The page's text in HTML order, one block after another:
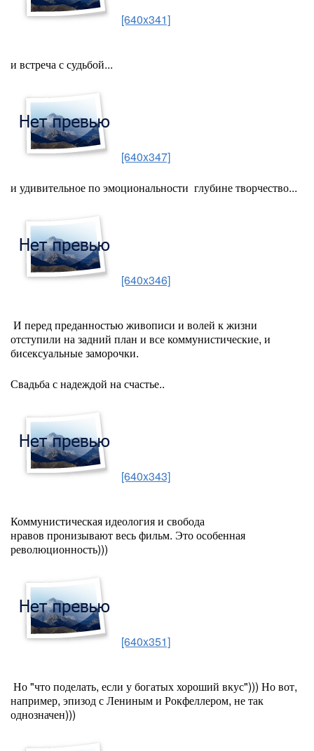
[640x341]
и встреча с судьбой...
[640x347]
и удивительное по эмоциональности глубине творчество...
[640x346]
И перед преданностью живописи и волей к жизни
отступили на задний план и все коммунистические, и
бисексуальные заморочки.
Свадьба с надеждой на счастье..
[640x343]
Коммунистическая идеология и свобода
нравов пронизывают весь фильм. Это особенная
революционность)))
[640x351]
Но "что поделать, если у богатых хороший вкус"))) Но вот,
например, эпизод с Лениным и Рокфеллером, не так
однозначен)))